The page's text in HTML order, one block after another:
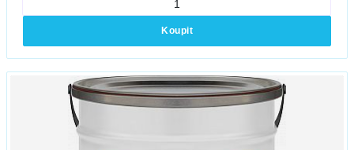
Koupit